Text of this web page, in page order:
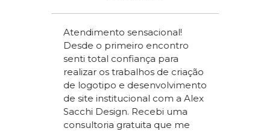
Atendimento sensacional!
Desde o primeiro encontro
senti total confiança para
realizar os trabalhos de criação
de logotipo e desenvolvimento
de site institucional com a Alex
Sacchi Design. Recebi uma
consultoria gratuita que me